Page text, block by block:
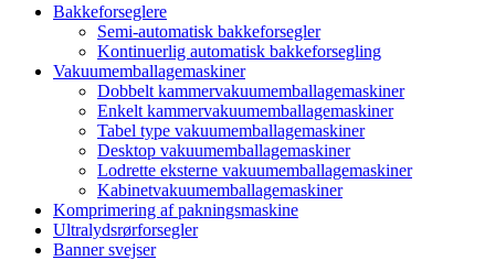
Bakkeforseglere
Semi-automatisk bakkeforsegler
Kontinuerlig automatisk bakkeforsegling
Vakuumemballagemaskiner
Dobbelt kammervakuumemballagemaskiner
Enkelt kammervakuumemballagemaskiner
Tabel type vakuumemballagemaskiner
Desktop vakuumemballagemaskiner
Lodrette eksterne vakuumemballagemaskiner
Kabinetvakuumemballagemaskiner
Komprimering af pakningsmaskine
Ultralydsrørforsegler
Banner svejser